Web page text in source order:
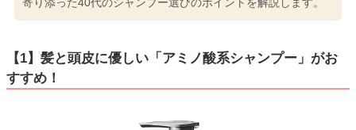
【1】髪と頭皮に優しい「アミノ酸系シャンプー」がお
すすめ！